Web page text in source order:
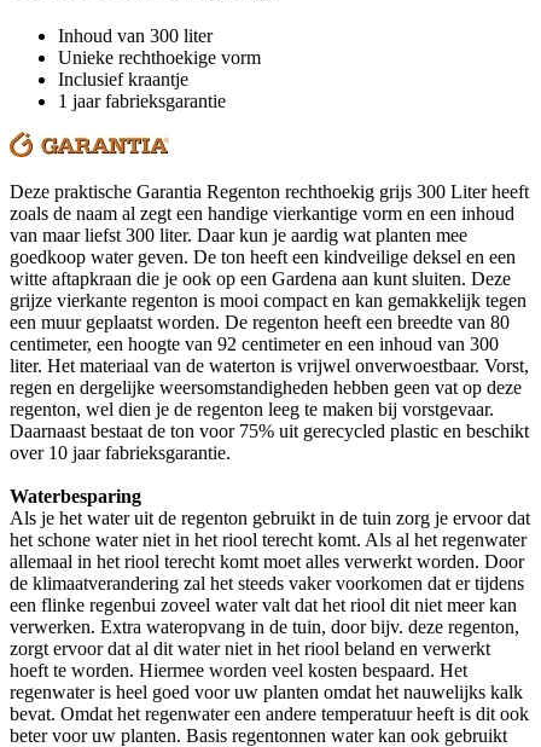
Inhoud van 300 liter
Unieke rechthoekige vorm
Inclusief kraantje
1 jaar fabrieksgarantie
Deze praktische Garantia Regenton rechthoekig grijs 300 Liter heeft
zoals de naam al zegt een handige vierkantige vorm en een inhoud
van maar liefst 300 liter. Daar kun je aardig wat planten mee
goedkoop water geven. De ton heeft een kindveilige deksel en een
witte aftapkraan die je ook op een Gardena aan kunt sluiten. Deze
grijze vierkante regenton is mooi compact en kan gemakkelijk tegen
een muur geplaatst worden. De regenton heeft een breedte van 80
centimeter, een hoogte van 92 centimeter en een inhoud van 300
liter. Het materiaal van de waterton is vrijwel onverwoestbaar. Vorst,
regen en dergelijke weersomstandigheden hebben geen vat op deze
regenton, wel dien je de regenton leeg te maken bij vorstgevaar.
Daarnaast bestaat de ton voor 75% uit gerecycled plastic en beschikt
over 10 jaar fabrieksgarantie.
Waterbesparing
Als je het water uit de regenton gebruikt in de tuin zorg je ervoor dat
het schone water niet in het riool terecht komt. Als al het regenwater
allemaal in het riool terecht komt moet alles verwerkt worden. Door
de klimaatverandering zal het steeds vaker voorkomen dat er tijdens
een flinke regenbui zoveel water valt dat het riool dit niet meer kan
verwerken. Extra wateropvang in de tuin, door bijv. deze regenton,
zorgt ervoor dat al dit water niet in het riool beland en verwerkt
hoeft te worden. Hiermee worden veel kosten bespaard. Het
regenwater is heel goed voor uw planten omdat het nauwelijks kalk
bevat. Omdat het regenwater een andere temperatuur heeft is dit ook
beter voor uw planten. Basis regentonnen water kan ook gebruikt